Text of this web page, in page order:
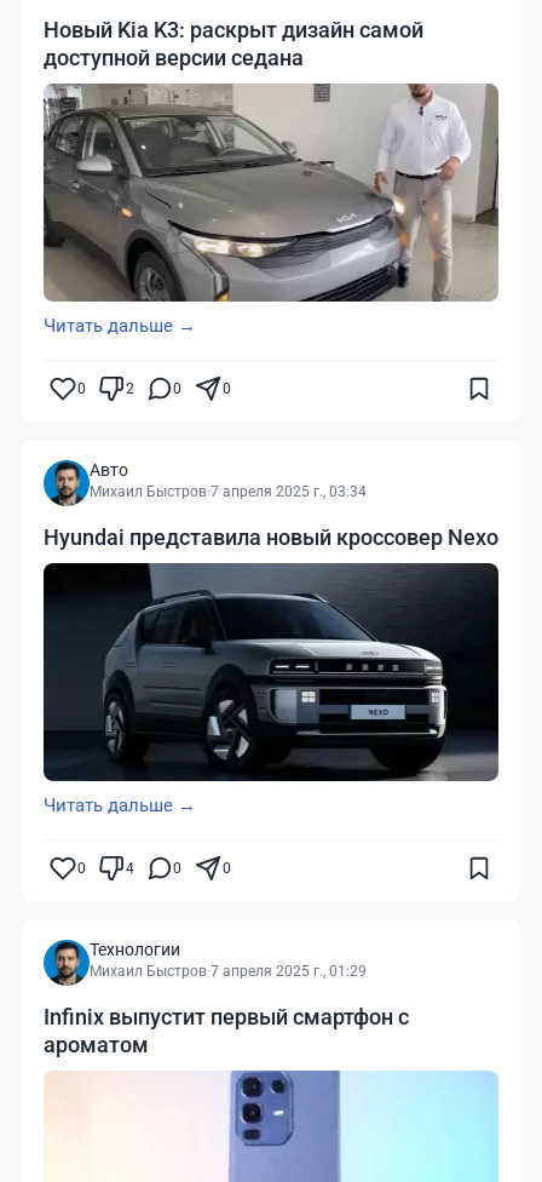
Новый Kia K3: раскрыт дизайн самой
доступной версии седана
Читать дальше →
0 2 0 0
Авто
Михаил Быстров·7 апреля 2025 г., 03:34
Hyundai представила новый кроссовер Nexo
Читать дальше →
0 4 0 0
Технологии
Михаил Быстров·7 апреля 2025 г., 01:29
Infinix выпустит первый смартфон с
ароматом